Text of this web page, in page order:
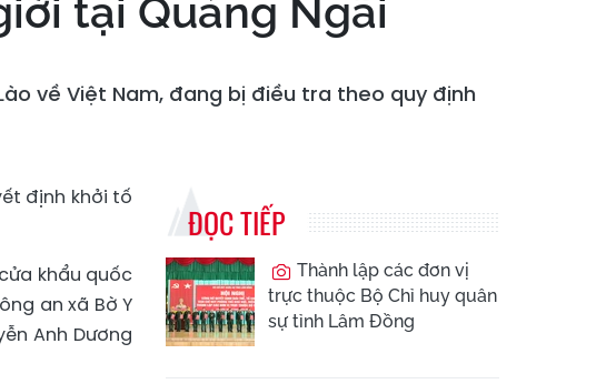
tại Quảng Ngãi
về Việt Nam, đang bị điều tra theo quy định
định khởi tố
khẩu quốc
an xã Bờ Y
Anh Dương
ĐỌC TIẾP
Thành lập các đơn vị
trực thuộc Bộ Chỉ huy quân
sự tỉnh Lâm Đồng